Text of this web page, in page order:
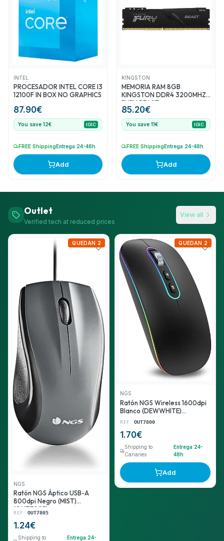
INTEL
PROCESADOR INTEL CORE I3
12100F IN BOX NO GRAPHICS
87.90€
You save 12€ IGIC
FREE ShippingEntrega 24-48h
Add
KINGSTON
MEMORIA RAM 8GB
KINGSTON DDR4 3200MHZ
FURY BEAST
85.20€
You save 11€ IGIC
FREE ShippingEntrega 24-48h
Add
Outlet
Verified tech at reduced prices
View all
NGS
Ratón NGS Áptico USB-A
800dpi Negro (MIST)
(OUT7805)
REF: OUT7805
1.24€
QUEDAN 2
Shipping to
Entrega 24-
NGS
Ratón NGS Wireless 1600dpi
Blanco (DEWWHITE)
(OUT7800)
REF: OUT7800
1.70€
QUEDAN 2
Shipping to
Canaries
Entrega 24-
48h
Add